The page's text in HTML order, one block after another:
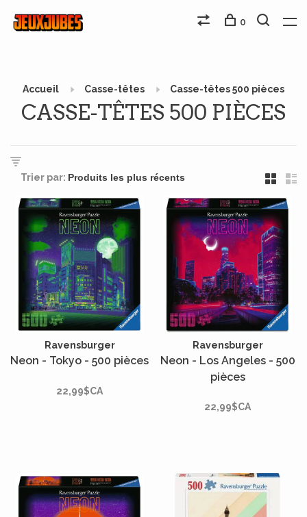
0
Accueil Casse-têtes Casse-têtes 500 pièces
CASSE-TÊTES 500 PIÈCES
Trier par:
Ravensburger
Neon - Tokyo - 500 pièces
22,99$CA
Ravensburger
Neon - Los Angeles - 500
pièces
22,99$CA